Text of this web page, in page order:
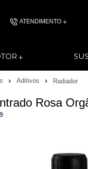
ATENDIMENTO
Aditivos Radiador
Rosa